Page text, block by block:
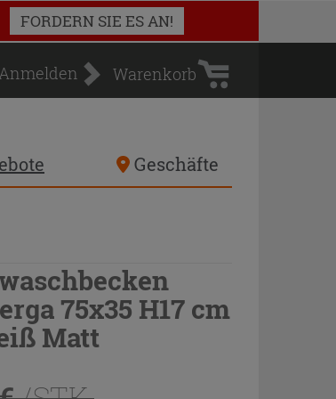
FORDERN SIE ES AN!
Warenkorb
Warenkorb
Geschäfte
75x35 H17 cm
Matt